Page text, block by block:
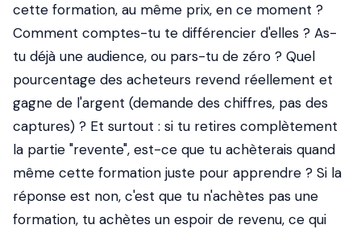
cette formation, au même prix, en ce moment ?
Comment comptes-tu te différencier d'elles ? As-
tu déjà une audience, ou pars-tu de zéro ? Quel
pourcentage des acheteurs revend réellement et
gagne de l'argent (demande des chiffres, pas des
captures) ? Et surtout : si tu retires complètement
la partie "revente", est-ce que tu achèterais quand
même cette formation juste pour apprendre ? Si la
réponse est non, c'est que tu n'achètes pas une
formation, tu achètes un espoir de revenu, ce qui